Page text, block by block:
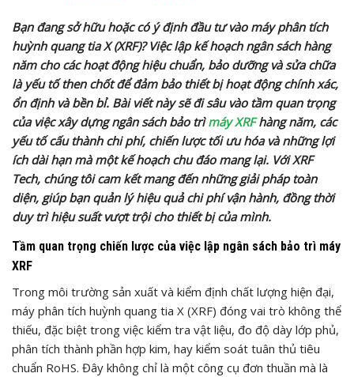
Bạn đang sở hữu hoặc có ý định đầu tư vào máy phân tích
huỳnh quang tia X (XRF)? Việc lập kế hoạch ngân sách hàng
năm cho các hoạt động hiệu chuẩn, bảo dưỡng và sửa chữa
là yếu tố then chốt để đảm bảo thiết bị hoạt động chính xác,
ổn định và bền bỉ. Bài viết này sẽ đi sâu vào tầm quan trọng
của việc xây dựng ngân sách bảo trìmáy XRFhàng năm, các
yếu tố cấu thành chi phí, chiến lược tối ưu hóa và những lợi
ích dài hạn mà một kế hoạch chu đáo mang lại. Với XRF
Tech, chúng tôi cam kết mang đến những giải pháp toàn
diện, giúp bạn quản lý hiệu quả chi phí vận hành, đồng thời
duy trì hiệu suất vượt trội cho thiết bị của mình.
Tầm quan trọng chiến lược của việc lập ngân sách bảo trì máy
XRF
Trong môi trường sản xuất và kiểm định chất lượng hiện đại,
máy phân tích huỳnh quang tia X (XRF) đóng vai trò không thể
thiếu, đặc biệt trong việc kiểm tra vật liệu, đo độ dày lớp phủ,
phân tích thành phần hợp kim, hay kiểm soát tuân thủ tiêu
chuẩn RoHS. Đây không chỉ là một công cụ đơn thuần mà là